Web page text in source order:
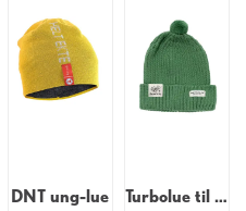
DNT ung-lue Turbolue til barn